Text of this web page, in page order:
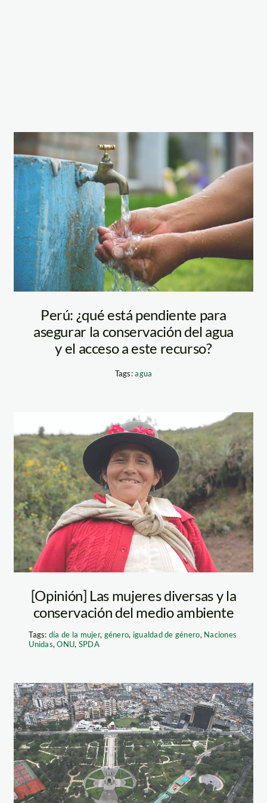
Agua.Foto.
Andina
Perú: ¿qué está pendiente para
asegurar la conservación del agua
y el acceso a este recurso?
Tags:agua
8-
mujer-SPDA
[Opinión] Las mujeres diversas y la
conservación del medio ambiente
Tags: día de la mujer, género, igualdad de género, Naciones
Unidas,ONU, SPDA
areas verdes –
lima – andina